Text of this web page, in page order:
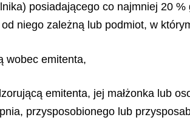
posiadającego co najmniej 20
niego zależną lub podmiot, w
wobec emitenta,
emitenta, jej małżonka lub
przysposobionego lub